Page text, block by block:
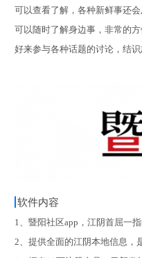
可以查看了解，各种新鲜事还
可以随时了解身边事，非常的
好来参与各种话题的讨论，结
软件内容
1、暨阳社区app，江阴首屈一
2、提供全面的江阴本地信息，